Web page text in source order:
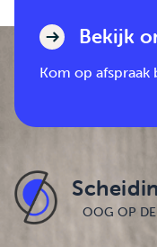
Bekijk
Kom op afspraak
OOG OP